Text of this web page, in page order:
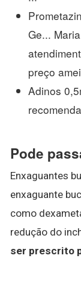
Ge...
preço
Adinos
Pode
Enxaguantes
enxaguante
como
redução do
ser prescrito